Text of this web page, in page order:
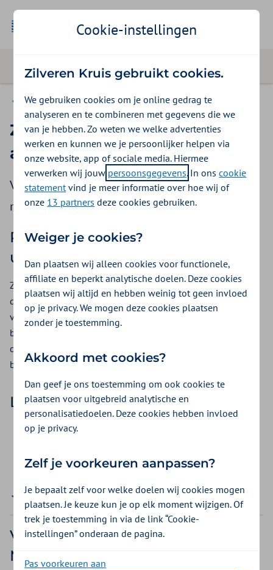
MSZ
Zo vraagt u een machtiging
aan
Voor een aantal behandelingen is een
machtigingsaanvraag vooraf nodig.
Richtlijnen voor beoordeling van
uw aanvraag
Zilveren Kruis houdt zich aan de limitatieve lijst van ZN en
de uniforme limitatieve lijst machtigingen kaakchirurgie. De
vergoedingsregels van de basisverzekering die gelden per
behandelingen op de limitatieve lijst zijn uitgeschreven in
de
beoordeling van uw aanvraag.
Limitatieve lijsten
Limitatieve lijst msz 2026 (xlsx, 30,6KB)
Limitatieve lijst kaakchirurgie 2023-2026 (xlsx, 28,9KB)
Alle tonen
Vraag aan via het
Machtigingenportaal
Cookie-instellingen
Zilveren Kruis gebruikt cookies.
We gebruiken cookies om je online gedrag te
analyseren en te combineren met gegevens die we
van je hebben. Zo weten we welke advertenties
werken en kunnen we je persoonlijker helpen via
onze website, app of sociale media. Hiermee
verwerken wij jouw persoonsgegevens. In onscookie
statementvind je meer informatie over hoe wij of
onze 13 partners deze cookies gebruiken.
Weiger je cookies?
Dan plaatsen wij alleen cookies voor functionele,
affiliate en beperkt analytische doelen. Deze cookies
plaatsen wij altijd en hebben weinig tot geen invloed
op je privacy. We mogen deze cookies plaatsen
zonder je toestemming.
Akkoord met cookies?
Dan geef je ons toestemming om ook cookies te
plaatsen voor uitgebreid analytische en
personalisatiedoelen. Deze cookies hebben invloed
op je privacy.
Zelf je voorkeuren aanpassen?
Je bepaalt zelf voor welke doelen wij cookies mogen
plaatsen. Je keuze kun je op elk moment wijzigen. Of
trek je toestemming in via de link “Cookie-
instellingen” onderaan de pagina.
Pas voorkeuren aan